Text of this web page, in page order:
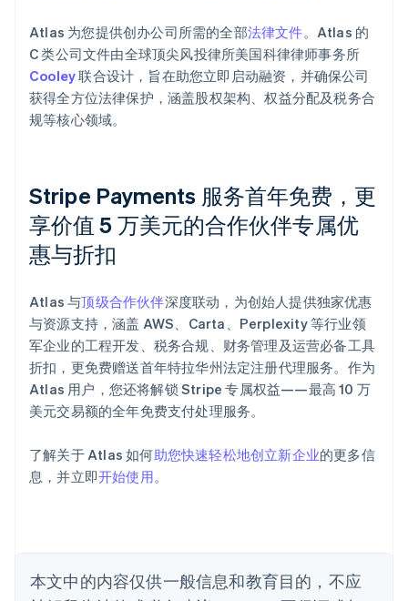
Atlas 为您提供创办公司所需的全部法律文件。Atlas 的
C 类公司文件由全球顶尖风投律所美国科律律师事务所
Cooley联合设计，旨在助您立即启动融资，并确保公司
获得全方位法律保护，涵盖股权架构、权益分配及税务合
规等核心领域。
Stripe Payments 服务首年免费，更
享价值 5 万美元的合作伙伴专属优
惠与折扣
Atlas 与顶级合作伙伴深度联动，为创始人提供独家优惠
与资源支持，涵盖 AWS、Carta、Perplexity 等行业领
军企业的工程开发、税务合规、财务管理及运营必备工具
折扣，更免费赠送首年特拉华州法定注册代理服务。作为
Atlas 用户，您还将解锁 Stripe 专属权益——最高 10 万
美元交易额的全年免费支付处理服务。
了解关于 Atlas 如何助您快速轻松地创立新企业的更多信
息，并立即开始使用。
本文中的内容仅供一般信息和教育目的，不应
阿联酋
English
English
爱沙尼亚
English
奥地利
DeutschEnglish
澳大利亚
English
PortuguêsEnglish
保加利亚
English
丹麦